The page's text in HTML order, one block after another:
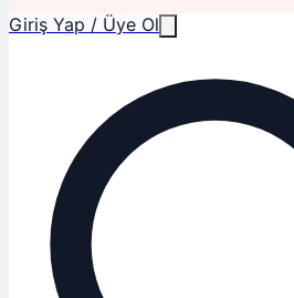
Giriş Yap / Üye Ol